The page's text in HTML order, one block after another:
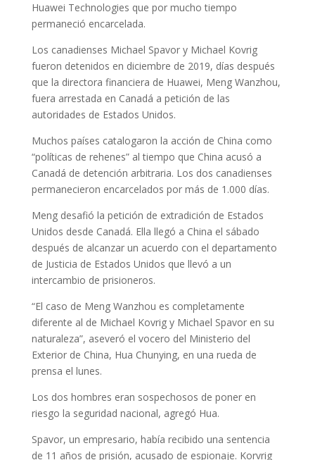
Huawei Technologies que por mucho tiempo
permaneció encarcelada.
Los canadienses Michael Spavor y Michael Kovrig
fueron detenidos en diciembre de 2019, días después
que la directora financiera de Huawei, Meng Wanzhou,
fuera arrestada en Canadá a petición de las
autoridades de Estados Unidos.
Muchos países catalogaron la acción de China como
“políticas de rehenes” al tiempo que China acusó a
Canadá de detención arbitraria. Los dos canadienses
permanecieron encarcelados por más de 1.000 días.
Meng desafió la petición de extradición de Estados
Unidos desde Canadá. Ella llegó a China el sábado
después de alcanzar un acuerdo con el departamento
de Justicia de Estados Unidos que llevó a un
intercambio de prisioneros.
“El caso de Meng Wanzhou es completamente
diferente al de Michael Kovrig y Michael Spavor en su
naturaleza”, aseveró el vocero del Ministerio del
Exterior de China, Hua Chunying, en una rueda de
prensa el lunes.
Los dos hombres eran sospechosos de poner en
riesgo la seguridad nacional, agregó Hua.
Spavor, un empresario, había recibido una sentencia
de 11 años de prisión, acusado de espionaje. Korvrig